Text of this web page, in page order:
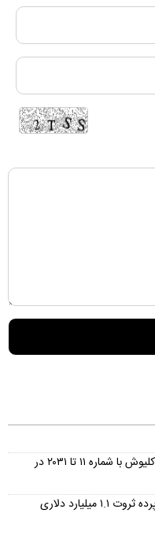
خرید ۵۰ میلیون یورویی پاری‌سن‌ژرمن؛ آکلیوش با شماره ۱۱ تا ۲۰۳۱ در
فوربس: لیونل مسی میلیاردر شد؛ پشت پرده ثروت ۱.۱ میلیارد دلاری